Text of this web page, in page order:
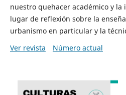
nuestro quehacer académico y
lugar de reflexión sobre la
urbanismo en particular y la
Ver revista
Número actual